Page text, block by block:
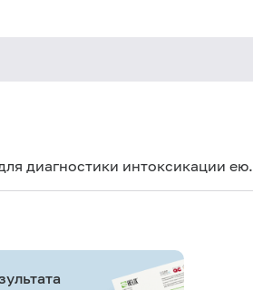
диагностики интоксикации ею.